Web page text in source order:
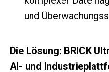
und
Die Lösung: BRICK
AI- und